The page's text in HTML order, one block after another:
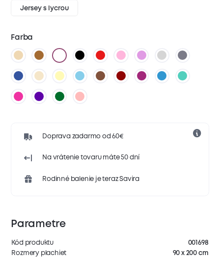
Jersey s lycrou
Farba
Doprava zadarmo od 60€
Na vrátenie tovaru máte 50 dní
Rodinné balenie je teraz Savira
Parametre
Kód produktu
001698
Rozmery plachiet
90 x 200 cm